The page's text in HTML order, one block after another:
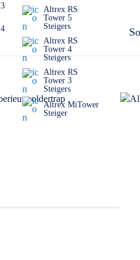
Altrex RS
Tower 5
Steigers
Altrex RS
Tower 4
Steigers
Altrex RS
Tower 3
Steigers
Altrex MiTower
Steiger
aantal treden, van 2